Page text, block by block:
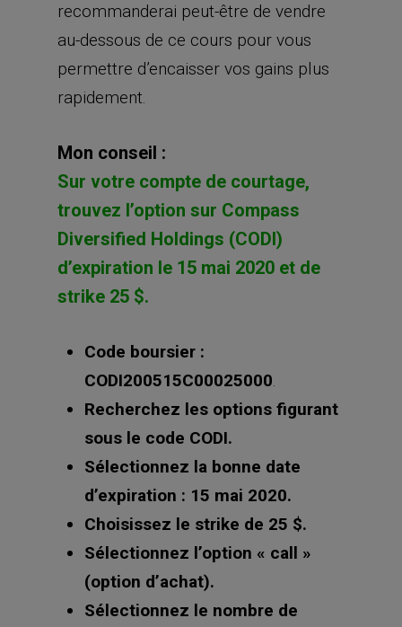
recommanderai peut-être de vendre
au-dessous de ce cours pour vous
permettre d’encaisser vos gains plus
rapidement.
Mon conseil :
Sur votre compte de courtage,
trouvez l’option sur Compass
Diversified Holdings (CODI)
d’expiration le 15 mai 2020 et de
strike 25 $.
Code boursier :
CODI200515C00025000
Recherchez les options figurant
sous le code CODI.
Sélectionnez la bonne date
d’expiration : 15 mai 2020.
Choisissez le strike de 25 $.
Sélectionnez l’option « call »
(option d’achat).
Sélectionnez le nombre de